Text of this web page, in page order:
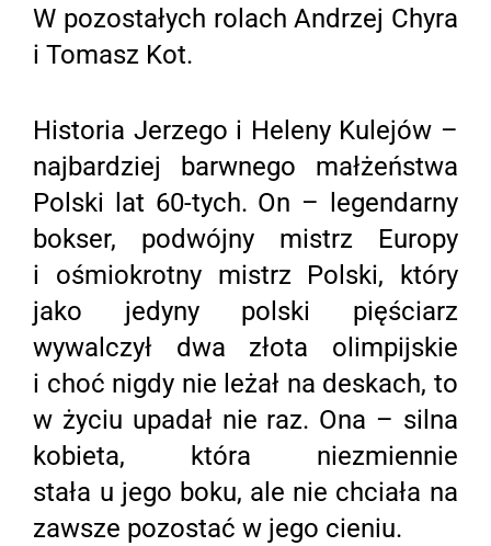
W pozostałych rolach Andrzej Chyra
i Tomasz Kot.
Historia Jerzego i Heleny Kulejów –
najbardziej barwnego małżeństwa
Polski lat 60-tych. On – legendarny
bokser, podwójny mistrz Europy
i ośmiokrotny mistrz Polski, który
jako jedyny polski pięściarz
wywalczył dwa złota olimpijskie
i choć nigdy nie leżał na deskach, to
w życiu upadał nie raz. Ona – silna
kobieta, która niezmiennie
stała u jego boku, ale nie chciała na
zawsze pozostać w jego cieniu.